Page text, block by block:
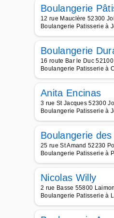
Boulangerie
12 rue Mauclère 52300
Boulangerie Patisserie à
Boulangerie
16 route Bar le Duc
Boulangerie Patisserie à
Anita Encinas
3 rue St Jacques 52300
Boulangerie Patisserie à
Boulangerie
25 rue St Amand 52230
Boulangerie Patisserie à
Nicolas Willy
2 rue Basse 55800
Boulangerie Patisserie à